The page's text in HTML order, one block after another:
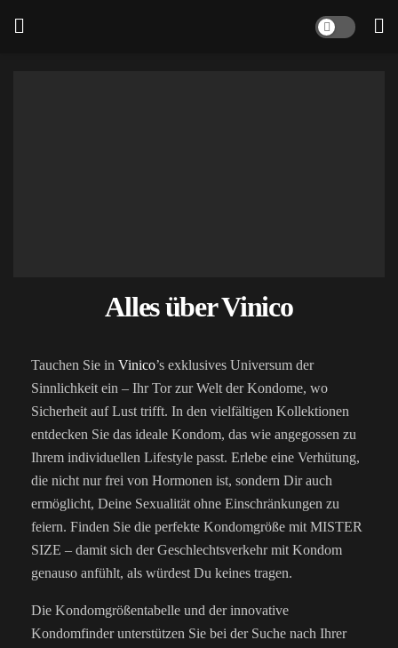
Alles über Vinico
Tauchen Sie in Vinico’s exklusives Universum der
Sinnlichkeit ein – Ihr Tor zur Welt der Kondome, wo
Sicherheit auf Lust trifft. In den vielfältigen Kollektionen
entdecken Sie das ideale Kondom, das wie angegossen zu
Ihrem individuellen Lifestyle passt. Erlebe eine Verhütung,
die nicht nur frei von Hormonen ist, sondern Dir auch
ermöglicht, Deine Sexualität ohne Einschränkungen zu
feiern. Finden Sie die perfekte Kondomgröße mit MISTER
SIZE – damit sich der Geschlechtsverkehr mit Kondom
genauso anfühlt, als würdest Du keines tragen.
Die Kondomgrößentabelle und der innovative
Kondomfinder unterstützen Sie bei der Suche nach Ihrer